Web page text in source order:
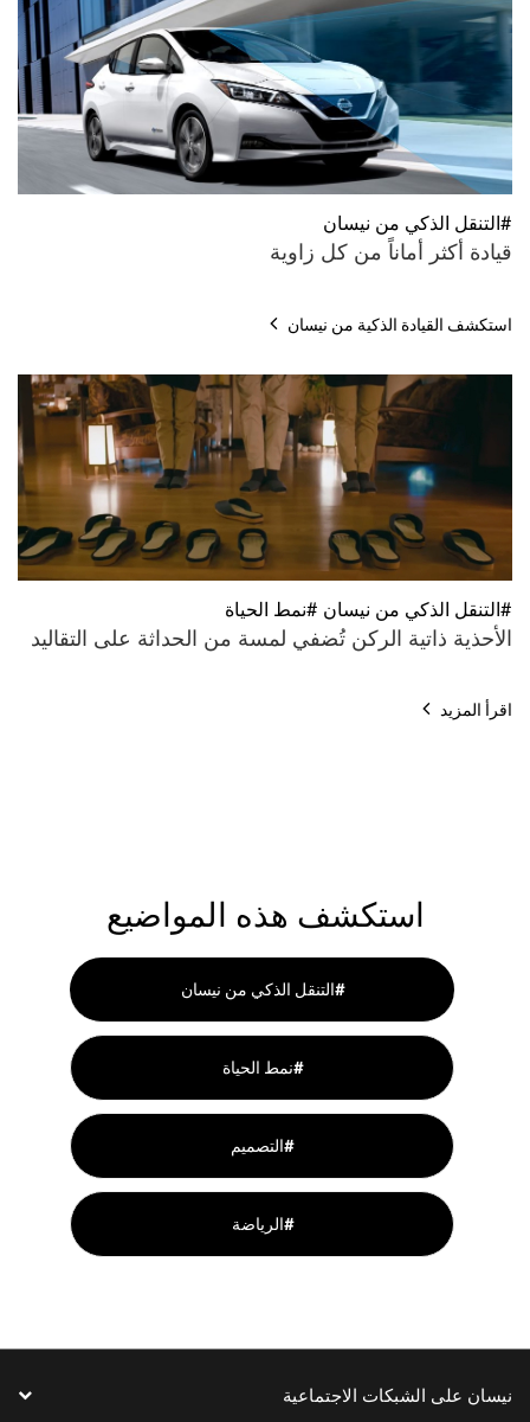
#التنقل الذكي من نيسان
قيادة أكثر أماناً من كل زاوية
استكشف القيادة الذكية من نيسان
#التنقل الذكي من نيسان #نمط الحياة
الأحذية ذاتية الركن تُضفي لمسة من الحداثة على التقاليد
اقرأ المزيد
استكشف هذه المواضيع
التنقل الذكي من نيسان#
نمط الحياة#
التصميم#
الرياضة#
نيسان على الشبكات الاجتماعية